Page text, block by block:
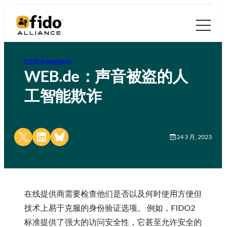
FIDO in the News
WEB.de：声音被盗的人
工智能欺诈
Share on X Share on LinkedIn
Share on Bluesky 24 3 月, 2023
在线提供商需要检查他们是否以及何时使用方便但
技术上易于克服的身份验证选项。 例如，FIDO2
标准提供了强大的访问安全性，它甚至允许安全的